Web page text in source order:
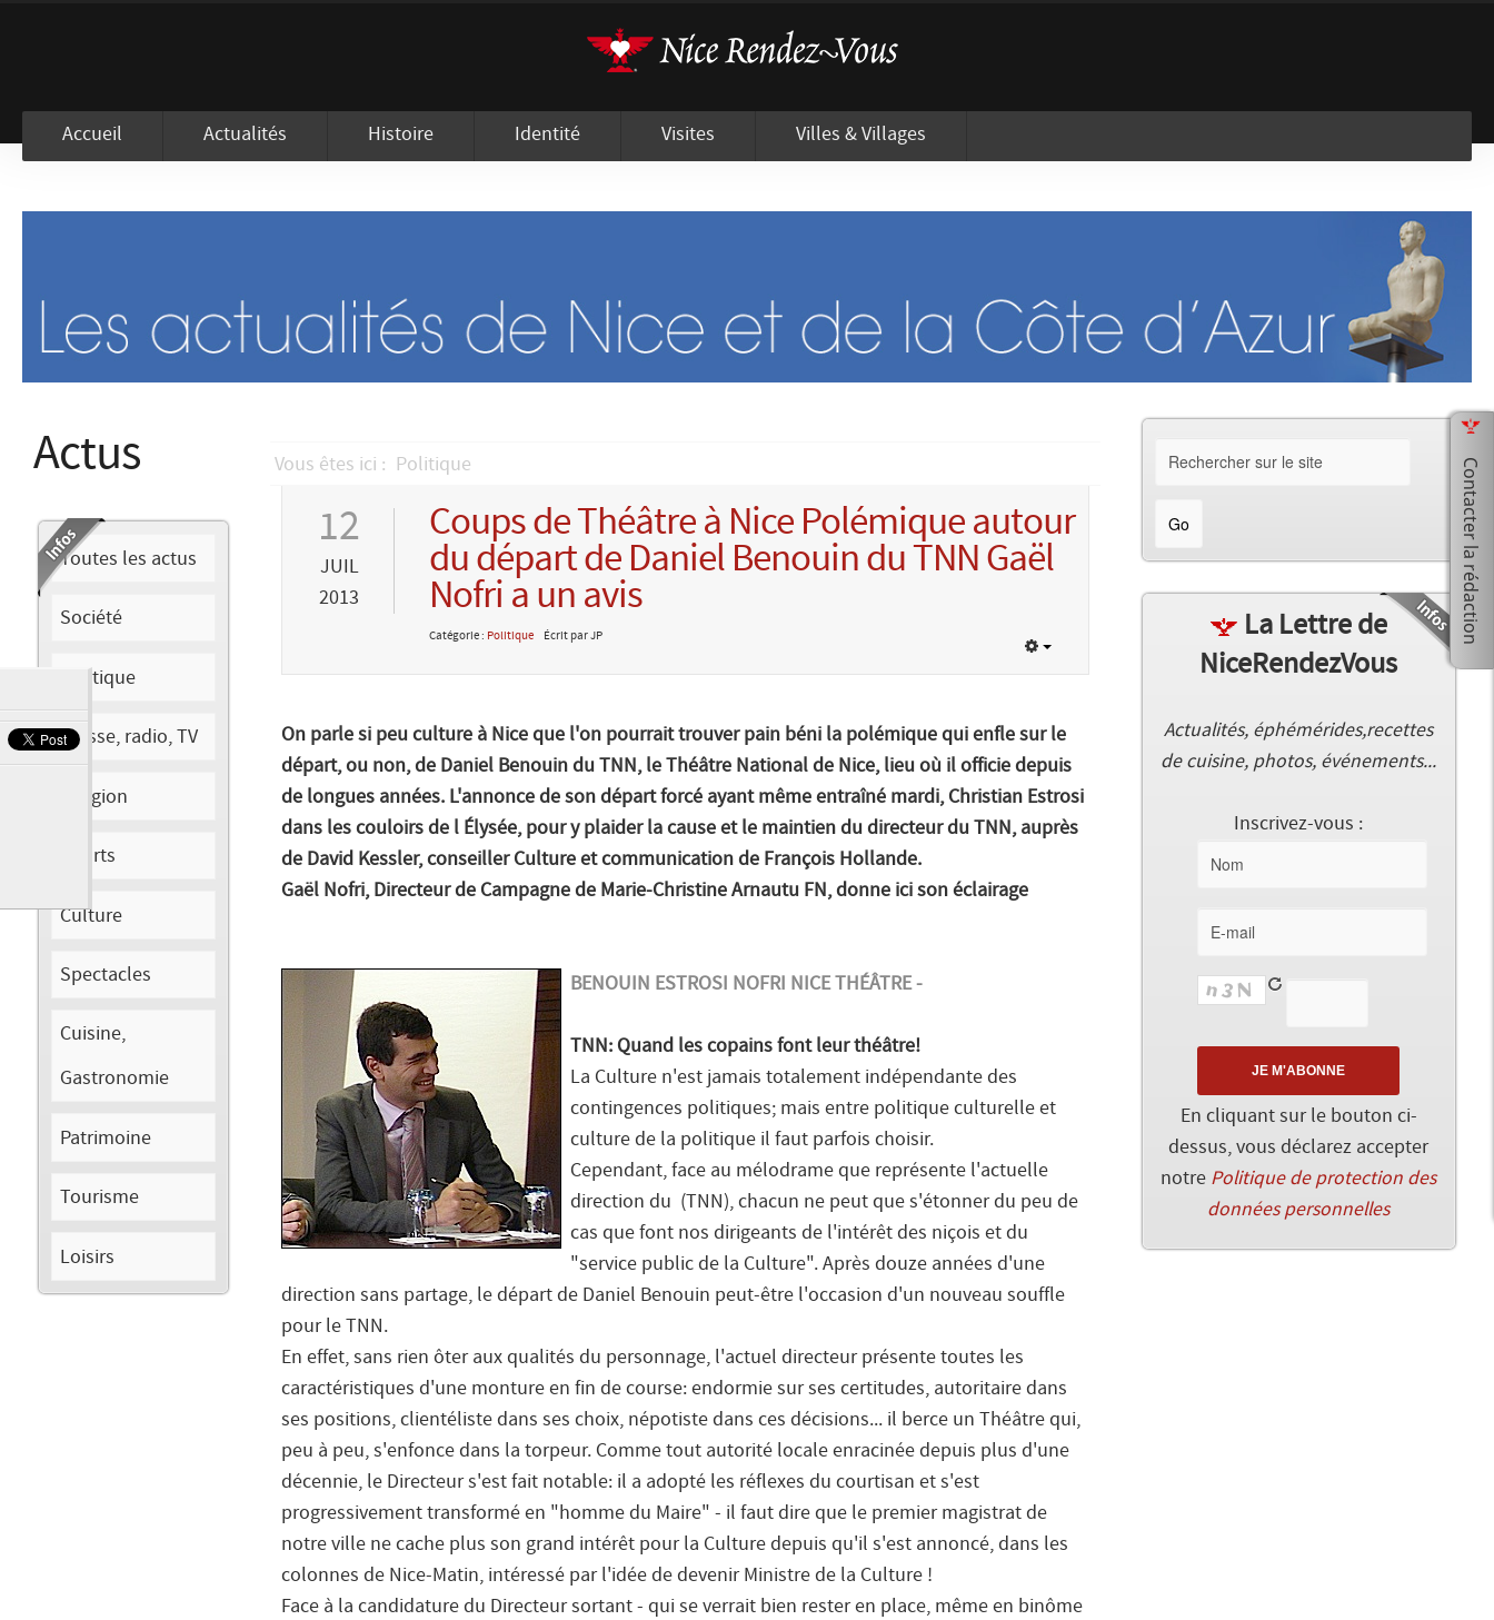
Accueil Actualités Histoire Identité Visites Villes & Villages
Actus
Toutes les actus
Société
Politique
Presse, radio, TV
Religion
Sports
Culture
Spectacles
Cuisine,
Gastronomie
Patrimoine
Tourisme
Loisirs
Vous êtes ici : Politique
12
JUIL
2013
Coups de Théâtre à Nice Polémique autour
du départ de Daniel Benouin du TNN Gaël
Nofri a un avis
Catégorie : Politique Écrit par JP
On parle si peu culture à Nice que l'on pourrait trouver pain béni la polémique qui enfle sur le
départ, ou non, de Daniel Benouin du TNN, le Théâtre National de Nice, lieu où il officie depuis
de longues années. L'annonce de son départ forcé ayant même entraîné mardi, Christian Estrosi
dans les couloirs de l Élysée, pour y plaider la cause et le maintien du directeur du TNN, auprès
de David Kessler, conseiller Culture et communication de François Hollande.
Gaël Nofri, Directeur de Campagne de Marie-Christine Arnautu FN, donne ici son éclairage
BENOUIN ESTROSI NOFRI NICE THÉÂTRE -
TNN: Quand les copains font leur théâtre!
La Culture n'est jamais totalement indépendante des
contingences politiques; mais entre politique culturelle et
culture de la politique il faut parfois choisir.
Cependant, face au mélodrame que représente l'actuelle
direction du (TNN), chacun ne peut que s'étonner du peu de
cas que font nos dirigeants de l'intérêt des niçois et du
"service public de la Culture". Après douze années d'une
direction sans partage, le départ de Daniel Benouin peut-être l'occasion d'un nouveau souffle
pour le TNN.
En effet, sans rien ôter aux qualités du personnage, l'actuel directeur présente toutes les
caractéristiques d'une monture en fin de course: endormie sur ses certitudes, autoritaire dans
ses positions, clientéliste dans ses choix, népotiste dans ces décisions... il berce un Théâtre qui,
peu à peu, s'enfonce dans la torpeur. Comme tout autorité locale enracinée depuis plus d'une
décennie, le Directeur s'est fait notable: il a adopté les réflexes du courtisan et s'est
progressivement transformé en "homme du Maire" - il faut dire que le premier magistrat de
notre ville ne cache plus son grand intérêt pour la Culture depuis qu'il s'est annoncé, dans les
colonnes de Nice-Matin, intéressé par l'idée de devenir Ministre de la Culture !
Face à la candidature du Directeur sortant - qui se verrait bien rester en place, même en binôme
La Lettre de
NiceRendezVous
Actualités, éphémérides,recettes
de cuisine, photos, événements...
Inscrivez-vous :
En cliquant sur le bouton ci-
dessus, vous déclarez accepter
notre Politique de protection des
données personnelles